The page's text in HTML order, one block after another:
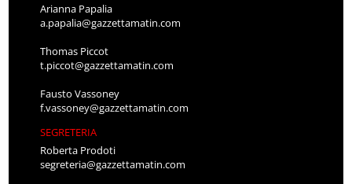
Arianna Papalia
a.papalia@gazzettamatin.com
Thomas Piccot
t.piccot@gazzettamatin.com
Fausto Vassoney
f.vassoney@gazzettamatin.com
SEGRETERIA
Roberta Prodoti
segreteria@gazzettamatin.com